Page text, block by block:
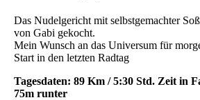
Das Nudelgericht mit selbstgemachter
von Gabi gekocht.
Mein Wunsch an das Universum für
Start in den letzten Radtag
Tagesdaten: 89 Km / 5:30 Std. Zeit in
75m runter